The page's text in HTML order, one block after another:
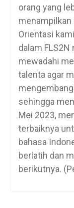
orang yang
menampilkan
Orientasi
dalam
mewadahi
talenta agar
sehingga
Mei 2023,
terbaiknya
bahasa
berlatih dan
berikutnya.